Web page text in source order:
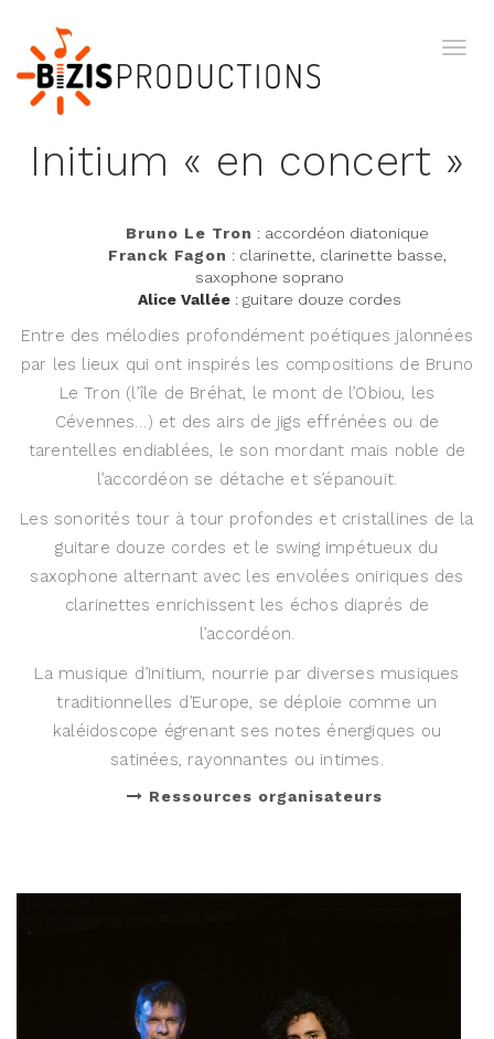
Initium « en concert »
Bruno Le Tron : accordéon diatonique
Franck Fagon : clarinette, clarinette basse,
saxophone soprano
Alice Vallée: guitare douze cordes
Entre des mélodies profondément poétiques jalonnées
par les lieux qui ont inspirés les compositions de Bruno
Le Tron (l’île de Bréhat, le mont de l’Obiou, les
Cévennes…) et des airs de jigs effrénées ou de
tarentelles endiablées, le son mordant mais noble de
l’accordéon se détache et s’épanouit.
Les sonorités tour à tour profondes et cristallines de la
guitare douze cordes et le swing impétueux du
saxophone alternant avec les envolées oniriques des
clarinettes enrichissent les échos diaprés de
l’accordéon.
La musique d’Initium, nourrie par diverses musiques
traditionnelles d’Europe, se déploie comme un
kaléidoscope égrenant ses notes énergiques ou
satinées, rayonnantes ou intimes.
Ressources organisateurs